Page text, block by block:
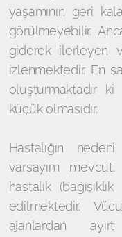
yaşamının geri
görülmeyebilir.
giderek ilerleyen
izlenmektedir. En
oluşturmaktadır
küçük olmasıdır.
Hastalığın
varsayım
hastalık
edilmektedir.
ajanlardan